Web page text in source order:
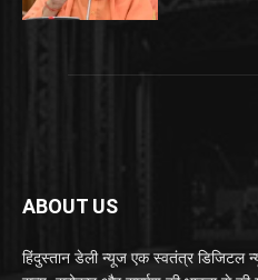
ABOUT US
हिंदुस्तान डेली न्यूज एक स्वतंत्र डिजिटल